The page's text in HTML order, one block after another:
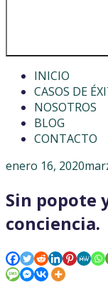
INICIO
CASOS DE
NOSOTROS
BLOG
CONTACTO
Publicado
enero 16, 2020
Sin popote
conciencia.